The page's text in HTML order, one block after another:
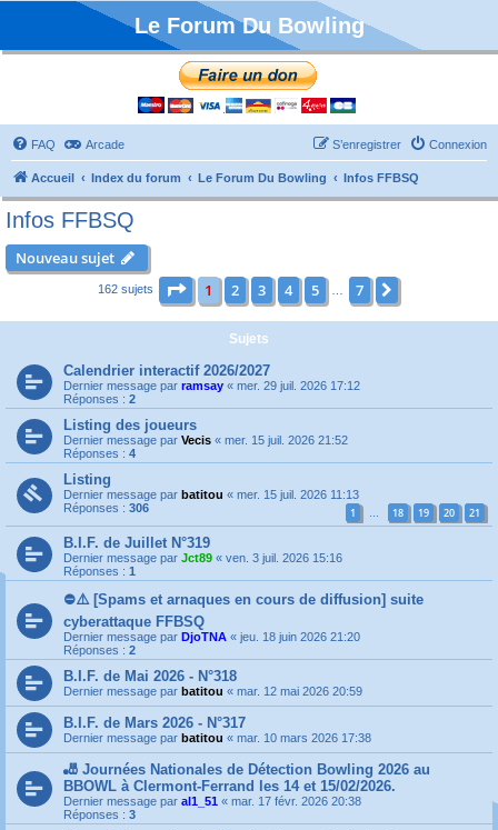
Le Forum Du Bowling
FAQ Arcade Connexion
S’enregistrer
Accueil Index du forum Le Forum Du Bowling Infos FFBSQ
Infos FFBSQ
Nouveau sujet
162 sujets Page sur7
1 2 3 4 5 7
Sujets
Calendrier interactif 2026/2027
Dernier message par ramsay « mer. 29 juil. 2026 17:12
Réponses : 2
Listing des joueurs
Dernier message par Vecis « mer. 15 juil. 2026 21:52
Réponses : 4
Listing
Dernier message par batitou « mer. 15 juil. 2026 11:13
Réponses : 306 1 … 18 19 20 21
B.I.F. de Juillet N°319
Dernier message par Jct89 « ven. 3 juil. 2026 15:16
Réponses : 1
⛔️⚠️ [Spams et arnaques en cours de diffusion] suite
cyberattaque FFBSQ
Dernier message par DjoTNA « jeu. 18 juin 2026 21:20
Réponses : 2
B.I.F. de Mai 2026 - N°318
Dernier message par batitou « mar. 12 mai 2026 20:59
B.I.F. de Mars 2026 - N°317
Dernier message par batitou « mar. 10 mars 2026 17:38
🎳 Journées Nationales de Détection Bowling 2026 au
BBOWL à Clermont-Ferrand les 14 et 15/02/2026.
Dernier message par al1_51 « mar. 17 févr. 2026 20:38
Réponses : 3